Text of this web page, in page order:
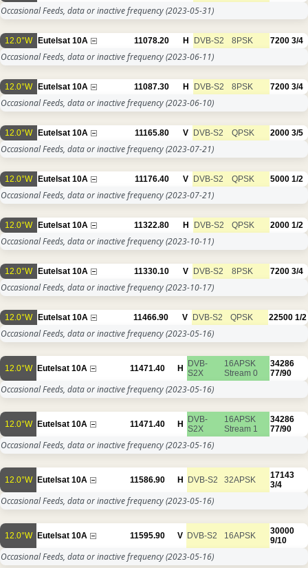
Occasional Feeds, data or inactive frequency(2023-05-31)
12.0°W Eutelsat 10A 11078.20 H DVB-S2 8PSK 7200 3/4
Occasional Feeds, data or inactive frequency(2023-06-11)
12.0°W Eutelsat 10A 11087.30 H DVB-S2 8PSK 7200 3/4
Occasional Feeds, data or inactive frequency(2023-06-10)
12.0°W Eutelsat 10A 11165.80 V DVB-S2 QPSK 2000 3/5
Occasional Feeds, data or inactive frequency(2023-07-21)
12.0°W Eutelsat 10A 11176.40 V DVB-S2 QPSK 5000 1/2
Occasional Feeds, data or inactive frequency(2023-07-21)
12.0°W Eutelsat 10A 11322.80 H DVB-S2 QPSK 2000 1/2
Occasional Feeds, data or inactive frequency(2023-10-11)
12.0°W Eutelsat 10A 11330.10 V DVB-S2 8PSK 7200 3/4
Occasional Feeds, data or inactive frequency(2023-10-17)
12.0°W Eutelsat 10A 11466.90 V DVB-S2 QPSK 22500 1/2
Occasional Feeds, data or inactive frequency(2023-05-16)
12.0°W Eutelsat 10A 11471.40 H DVB-
S2X
16APSK
Stream 0
34286
77/90
Occasional Feeds, data or inactive frequency(2023-05-16)
12.0°W Eutelsat 10A 11471.40 H DVB-
S2X
16APSK
Stream 1
34286
77/90
Occasional Feeds, data or inactive frequency(2023-05-16)
12.0°W Eutelsat 10A 11586.90 H DVB-S2 32APSK
17143
3/4
Occasional Feeds, data or inactive frequency(2023-05-16)
12.0°W Eutelsat 10A 11595.90 V DVB-S2 16APSK
30000
9/10
Occasional Feeds, data or inactive frequency(2023-05-16)